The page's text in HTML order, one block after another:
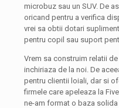
microbuz sau un SUV. De
oricand pentru a verifica
vrei sa obtii dotari
pentru copil sau suport
Vrem sa construim relatii
inchiriaza de la noi. De
pentru clientii loiali, dar si
firmele care apeleaza la
ne-am format o baza